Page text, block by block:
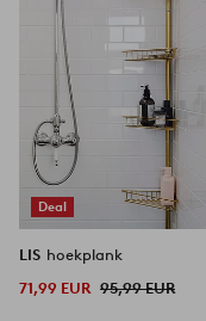
Deal
LIS hoekplank
71,99 EUR 95,99 EUR